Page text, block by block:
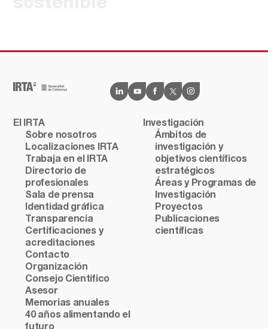
El IRTA
Sobre nosotros
Localizaciones IRTA
Trabaja en el IRTA
Directorio de
profesionales
Sala de prensa
Identidad gráfica
Transparencia
Certificaciones y
acreditaciones
Contacto
Organización
Consejo Científico
Asesor
Memorias anuales
40 años alimentando el
futuro
Investigación
Ámbitos de
investigación y
objetivos científicos
estratégicos
Áreas y Programas de
Investigación
Proyectos
Publicaciones
científicas